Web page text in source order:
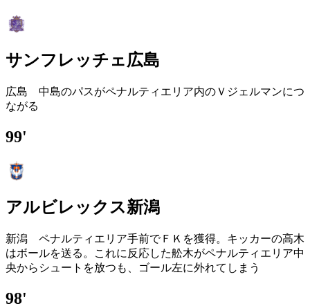
サンフレッチェ広島
広島 中島のパスがペナルティエリア内のＶジェルマンにつ
ながる
99'
アルビレックス新潟
新潟 ペナルティエリア手前でＦＫを獲得。キッカーの高木
はボールを送る。これに反応した舩木がペナルティエリア中
央からシュートを放つも、ゴール左に外れてしまう
98'